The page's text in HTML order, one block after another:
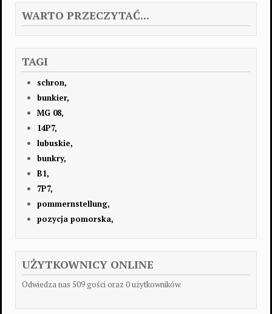
WARTO PRZECZYTAĆ...
TAGI
schron,
bunkier,
MG 08,
14P7,
lubuskie,
bunkry,
B1,
7P7,
pommernstellung,
pozycja pomorska,
UŻYTKOWNICY ONLINE
Odwiedza nas 509 gości oraz 0 użytkowników.